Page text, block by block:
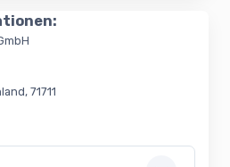
71711